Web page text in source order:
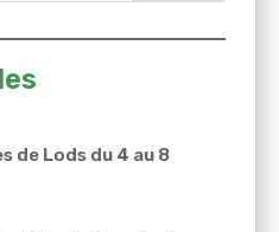
de Lods du 4 au 8